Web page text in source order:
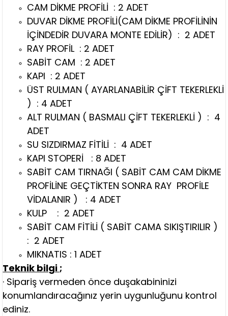
CAM DİKME PROFİLİ : 2 ADET
DUVAR DİKME PROFİLİ(CAM DİKME PROFİLİNİN
İÇİNDEDİR DUVARA MONTE EDİLİR) : 2 ADET
RAY PROFİL : 2 ADET
SABİT CAM : 2 ADET
KAPI : 2 ADET
ÜST RULMAN ( AYARLANABİLİR ÇİFT TEKERLEKLİ
) : 4 ADET
ALT RULMAN ( BASMALI ÇİFT TEKERLEKLİ ) : 4
ADET
SU SIZDIRMAZ FİTİLİ : 4 ADET
KAPI STOPERİ : 8 ADET
SABİT CAM TIRNAĞI ( SABİT CAM CAM DİKME
PROFİLİNE GEÇTİKTEN SONRA RAY PROFİLE
VİDALANIR ) : 4 ADET
KULP : 2 ADET
SABİT CAM FİTİLİ ( SABİT CAMA SIKIŞTIRILIR )
: 2 ADET
MIKNATIS : 1 ADET
Teknik bilgi ;
· Sipariş vermeden önce duşakabininizi
konumlandıracağınız yerin uygunluğunu kontrol
ediniz.